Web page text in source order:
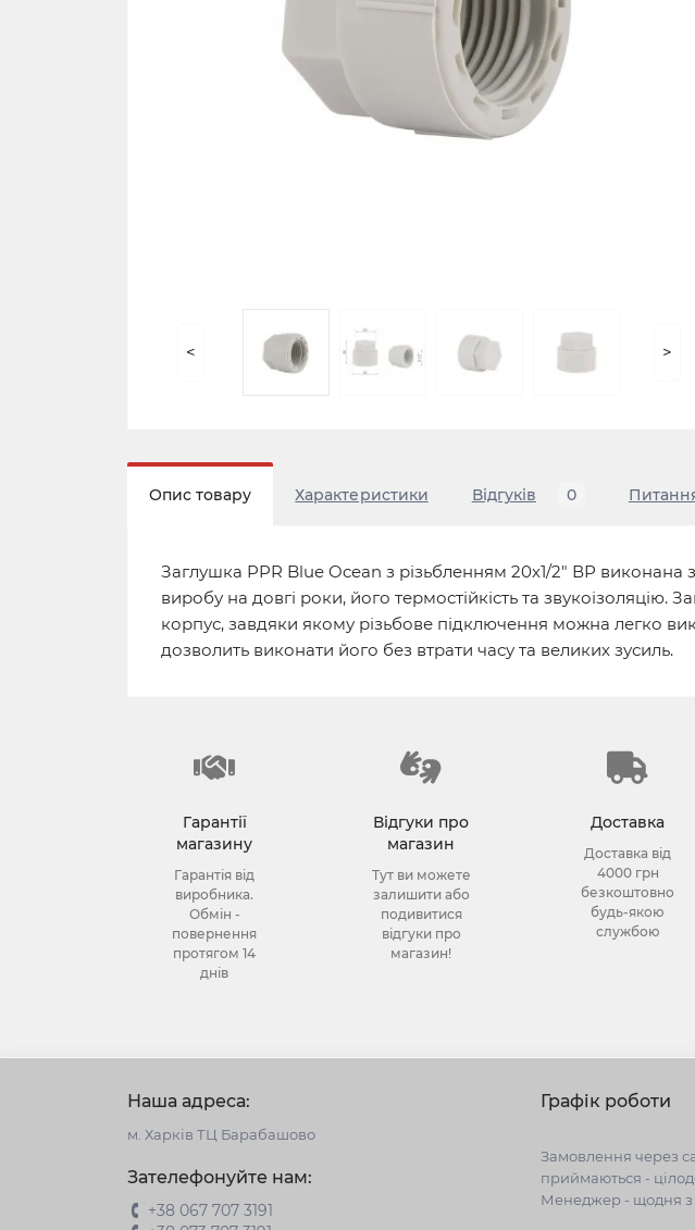
< >
Опис товару Характеристики Відгуків 0
Заглушка PPR Blue Ocean з різьбленням 20х1/2" ВР виконана
виробу на довгі роки, його термостійкість та
корпус, завдяки якому різьбове підключення можна легко
дозволить виконати його без втрати часу та великих зусиль.
Гарантії
магазину
Гарантія від
виробника.
Обмін -
повернення
протягом 14
днів
Відгуки про
магазин
Тут ви можете
залишити або
подивитися
відгуки про
магазин!
Доставка
Доставка від
4000 грн
безкоштовно
будь-якою
службою
Наша адреса:
м. Харків ТЦ Барабашово
Зателефонуйте нам:
+38 067 707 3191
Графік роботи
Замовлення через
приймаються -
Менеджер - щодня з